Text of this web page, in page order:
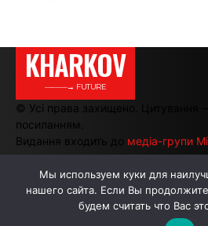
KHARKOV
———→ FUTURE
© Усі права захищено. Цитування
посиланням.
Видання входить до медіа-групи
Мы используем куки для
нашего сайта. Если Вы
будем считать что Вас